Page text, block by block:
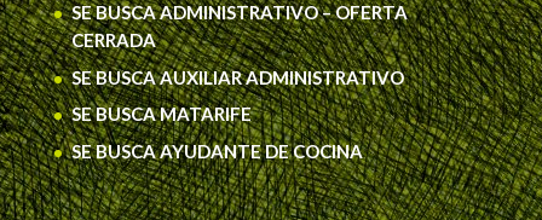
SE BUSCA ADMINISTRATIVO – OFERTA
CERRADA
SE BUSCA AUXILIAR ADMINISTRATIVO
SE BUSCA MATARIFE
SE BUSCA AYUDANTE DE COCINA